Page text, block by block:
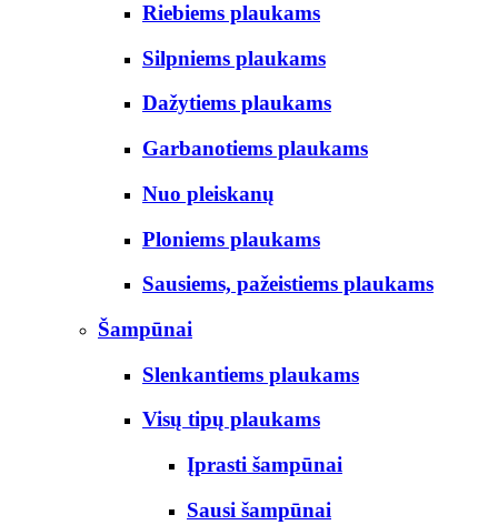
Riebiems plaukams
Silpniems plaukams
Dažytiems plaukams
Garbanotiems plaukams
Nuo pleiskanų
Ploniems plaukams
Sausiems, pažeistiems plaukams
Šampūnai
Slenkantiems plaukams
Visų tipų plaukams
Įprasti šampūnai
Sausi šampūnai